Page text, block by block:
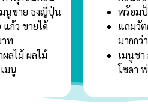
นูขาย ธงญี่ปุ่น
ก้ว ขายได้
ท
ลไม้ ผลไม้
มนู
พร้อม
แถมวัต
มากกว่
เมนูชา
โซดา